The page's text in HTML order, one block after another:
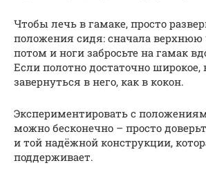
Чтобы лечь в гамаке, просто
положения сидя: сначала верхнюю
потом и ноги забросьте на гамак
Если полотно достаточно
завернуться в него, как в кокон.
Экспериментировать с
можно бесконечно – просто
и той надёжной конструкции,
поддерживает.